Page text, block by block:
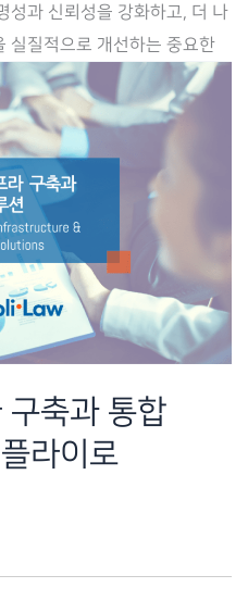
성과 신뢰성을 강화하고, 더 나
실질적으로 개선하는 중요한
구축과 통합
라이로